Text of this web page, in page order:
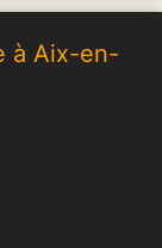
à Aix-en-